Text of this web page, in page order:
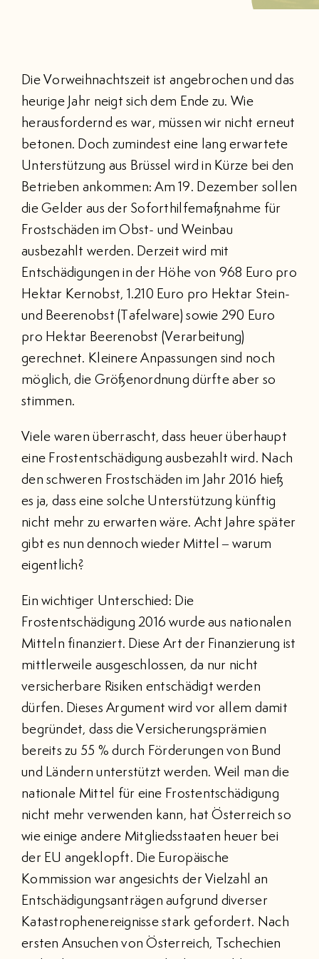
KONTAKT
Suche
nach:
Die Vorweihnachtszeit ist angebrochen und das
heurige Jahr neigt sich dem Ende zu. Wie
herausfordernd es war, müssen wir nicht erneut
betonen. Doch zumindest eine lang erwartete
Unterstützung aus Brüssel wird in Kürze bei den
Betrieben ankommen: Am 19. Dezember sollen
die Gelder aus der Soforthilfemaßnahme für
Frostschäden im Obst- und Weinbau
ausbezahlt werden. Derzeit wird mit
Entschädigungen in der Höhe von 968 Euro pro
Hektar Kernobst, 1.210 Euro pro Hektar Stein-
und Beerenobst (Tafelware) sowie 290 Euro
pro Hektar Beerenobst (Verarbeitung)
gerechnet. Kleinere Anpassungen sind noch
möglich, die Größenordnung dürfte aber so
stimmen.
Viele waren überrascht, dass heuer überhaupt
eine Frostentschädigung ausbezahlt wird. Nach
den schweren Frostschäden im Jahr 2016 hieß
es ja, dass eine solche Unterstützung künftig
nicht mehr zu erwarten wäre. Acht Jahre später
gibt es nun dennoch wieder Mittel – warum
eigentlich?
Ein wichtiger Unterschied: Die
Frostentschädigung 2016 wurde aus nationalen
Mitteln finanziert. Diese Art der Finanzierung ist
mittlerweile ausgeschlossen, da nur nicht
versicherbare Risiken entschädigt werden
dürfen. Dieses Argument wird vor allem damit
begründet, dass die Versicherungsprämien
bereits zu 55 % durch Förderungen von Bund
und Ländern unterstützt werden. Weil man die
nationale Mittel für eine Frostentschädigung
nicht mehr verwenden kann, hat Österreich so
wie einige andere Mitgliedsstaaten heuer bei
der EU angeklopft. Die Europäische
Kommission war angesichts der Vielzahl an
Entschädigungsanträgen aufgrund diverser
Katastrophenereignisse stark gefordert. Nach
ersten Ansuchen von Österreich, Tschechien